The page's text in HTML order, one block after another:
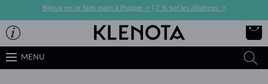
Bijoux en or faits main à Prague -> 7 % sur les alliances ->
MENU